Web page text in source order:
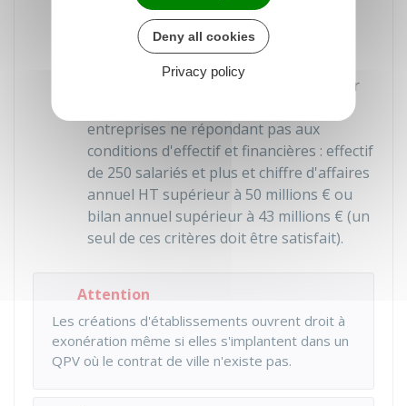
2017
Lorsque l'entreprise est une
capital ou droits de vote non détenus
directement ou indirectement à hauteur
entreprises ne répondant pas aux
conditions d'effectif et financières : effectif
de 250 salariés et plus et chiffre d'affaires
annuel HT supérieur à 50 millions € ou
bilan annuel supérieur à 43 millions € (un
seul de ces critères doit être satisfait).
Attention
Les créations d'établissements ouvrent droit à
exonération même si elles s'implantent dans un
QPV où le contrat de ville n'existe pas.
Deny all cookies
Privacy policy